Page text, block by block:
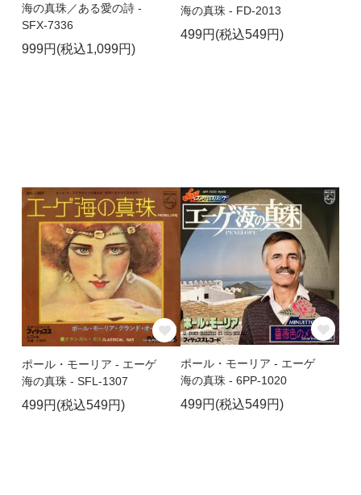
海の真珠／ある愛の詩 -
SFX-7336
999円(税込1,099円)
海の真珠 - FD-2013
499円(税込549円)
ポール・モーリア - エーゲ
海の真珠 - SFL-1307
499円(税込549円)
ポール・モーリア - エーゲ
海の真珠 - 6PP-1020
499円(税込549円)